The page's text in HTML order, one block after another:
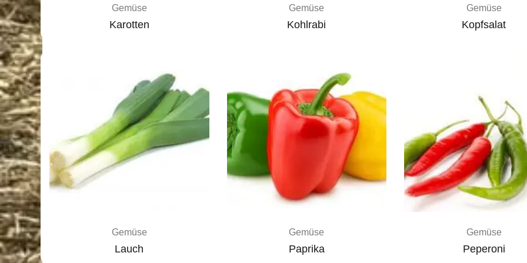
Gemüse
Karotten
Gemüse
Kohlrabi
Gemüse
Kopfsalat
Gemüse
Lauch
Gemüse
Paprika
Gemüse
Peperoni